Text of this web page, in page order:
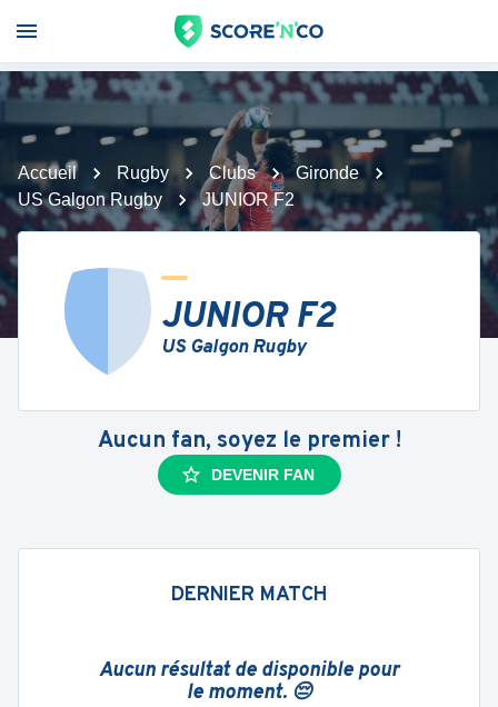
Accueil Rugby Clubs
Gironde
US Galgon Rugby
JUNIOR F2
JUNIOR F2
US Galgon Rugby
Aucun fan, soyez le premier !
DEVENIR FAN
DERNIER MATCH
Aucun résultat de disponible pour
le moment. 😔